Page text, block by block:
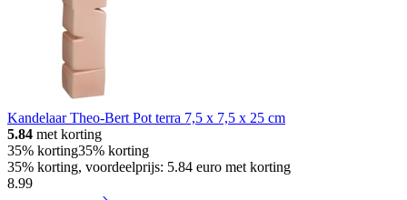
Kandelaar Theo-Bert Pot terra 7,5 x 7,5 x 25 cm
5.84 met korting
35% korting35% korting
35% korting, voordeelprijs: 5.84 euro met korting
8.99